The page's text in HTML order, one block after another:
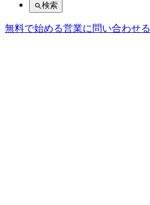
検索
無料で始める営業に問い合わせる